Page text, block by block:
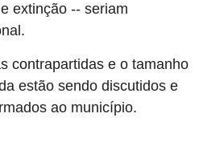
extinção -- seriam
contrapartidas e o tamanho
estão sendo discutidos e
ao município.